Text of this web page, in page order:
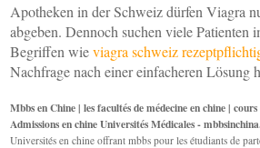
Apotheken in der Schweiz dürfen Viagra
abgeben. Dennoch suchen viele Patienten
Begriffen wieviagra schweiz
Nachfrage nach einer einfacheren Lösung
Mbbs en Chine | les facultés de médecine en chine |
Admissions en chine Universités Médicales -
Universités en chine offrant mbbs pour les étudiants de